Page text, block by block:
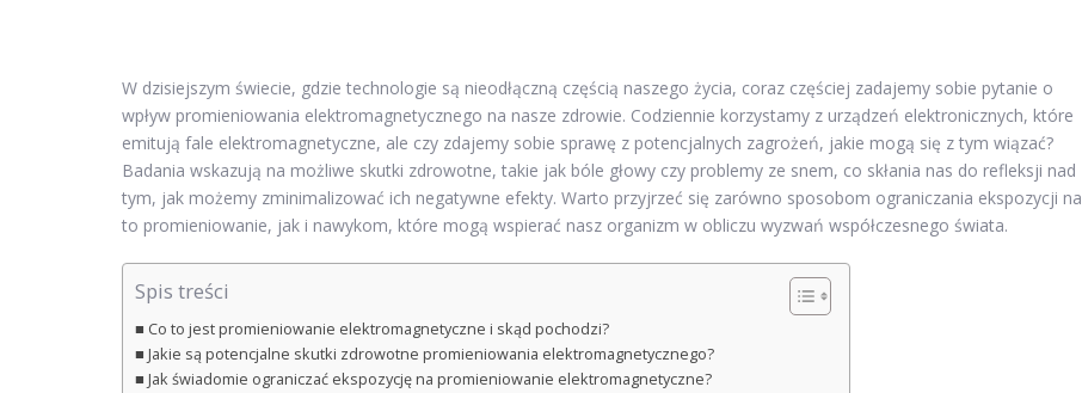
W dzisiejszym świecie, gdzie technologie są nieodłączną częścią naszego życia, coraz częściej zadajemy sobie pytanie o
wpływ promieniowania elektromagnetycznego na nasze zdrowie. Codziennie korzystamy z urządzeń elektronicznych, które
emitują fale elektromagnetyczne, ale czy zdajemy sobie sprawę z potencjalnych zagrożeń, jakie mogą się z tym wiązać?
Badania wskazują na możliwe skutki zdrowotne, takie jak bóle głowy czy problemy ze snem, co skłania nas do refleksji nad
tym, jak możemy zminimalizować ich negatywne efekty. Warto przyjrzeć się zarówno sposobom ograniczania ekspozycji na
to promieniowanie, jak i nawykom, które mogą wspierać nasz organizm w obliczu wyzwań współczesnego świata.
Spis treści
Co to jest promieniowanie elektromagnetyczne i skąd pochodzi?
Jakie są potencjalne skutki zdrowotne promieniowania elektromagnetycznego?
Jak świadomie ograniczać ekspozycję na promieniowanie elektromagnetyczne?